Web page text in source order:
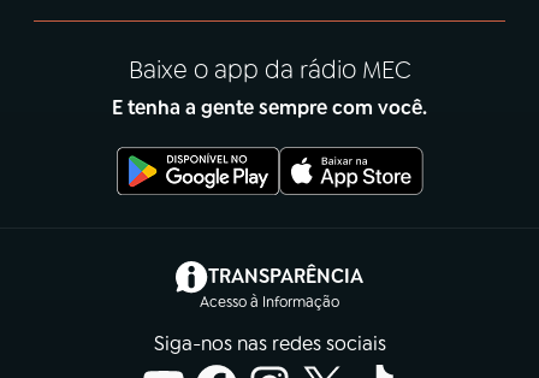
Baixe o app da rádio MEC
E tenha a gente sempre com você.
TRANSPARÊNCIA
Acesso à Informação
(abre em nova aba)
Siga-nos nas redes sociais